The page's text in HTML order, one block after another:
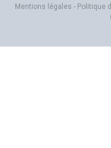
Mentions légales - Politique